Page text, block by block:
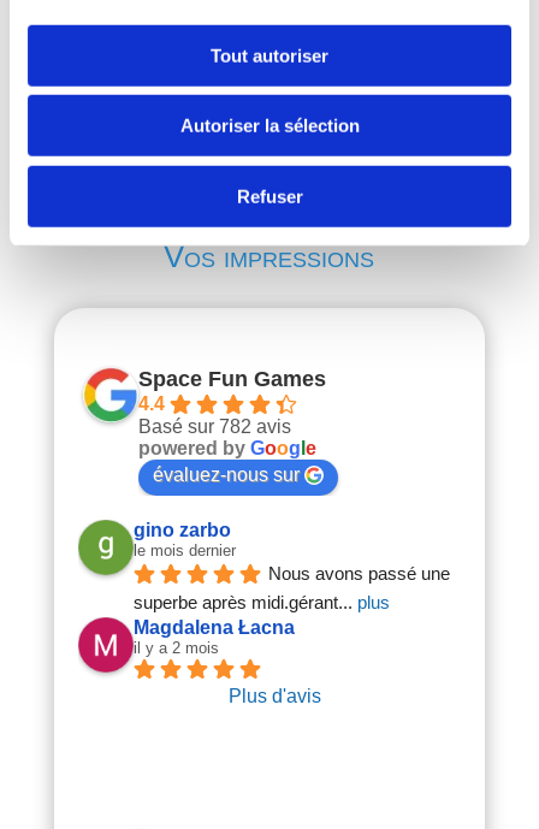
Tout autoriser
Autoriser la sélection
Refuser
Vos impressions
Space Fun Games
4.4
Basé sur 782 avis
powered by Goog e
évaluez-nous sur
gino zarbo
le mois dernier
Nous avons passé une
superbe après midi.gérant... plus
Magdalena Łacna
il y a 2 mois
Plus d'avis